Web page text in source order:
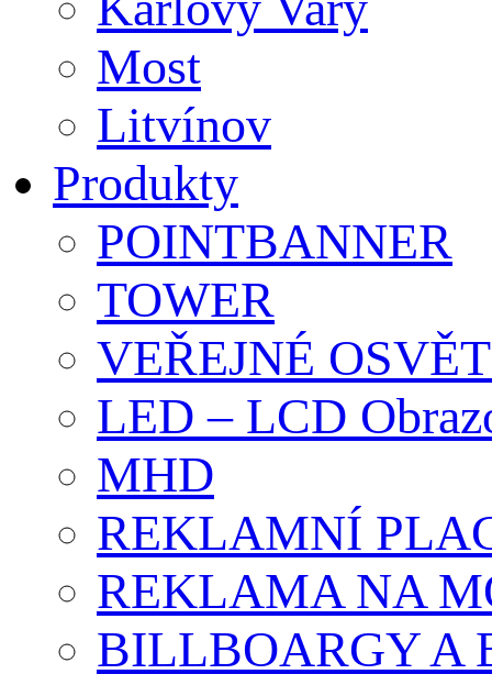
Most
Litvínov
Produkty
POINTBANNER
TOWER
VEŘEJNÉ
LED – LCD
MHD
REKLAMNÍ
REKLAMA NA
BILLBOARGY A